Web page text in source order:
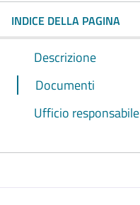
INDICE DELLA PAGINA
Descrizione
Documenti
Ufficio responsabile